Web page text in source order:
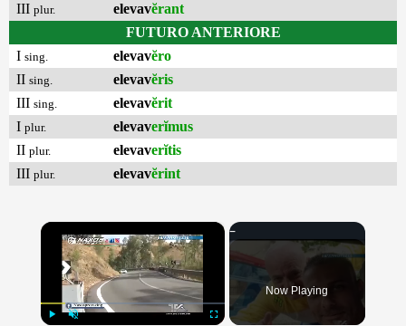
III plur. elevavĕrant
FUTURO ANTERIORE
I sing. elevavĕro
II sing. elevavĕris
III sing. elevavĕrit
I plur. elevaverĭmus
II plur. elevaverĭtis
III plur. elevavĕrint
×
Now Playing